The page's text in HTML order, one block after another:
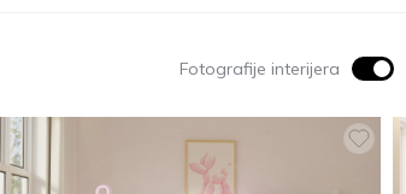
Fotografije interijera